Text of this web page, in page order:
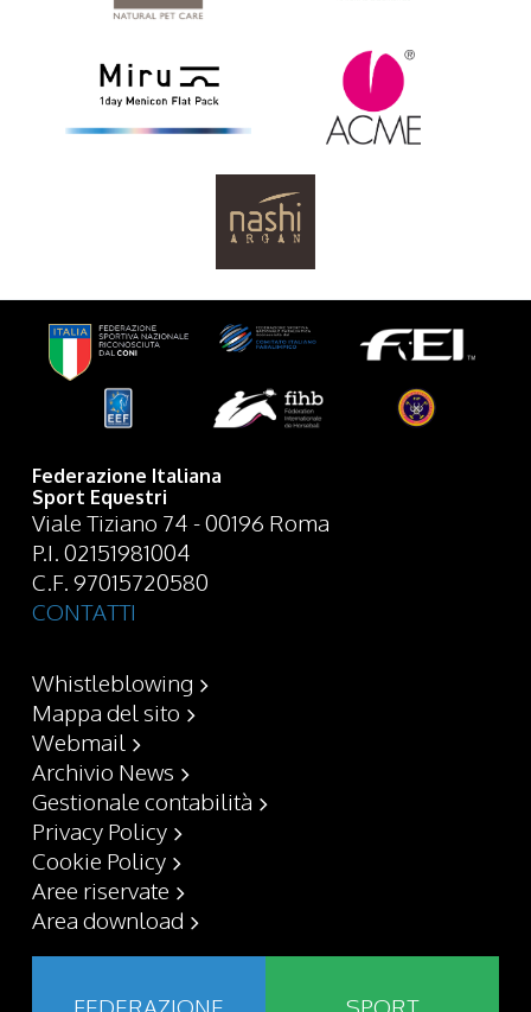
Federazione Italiana
Sport Equestri
Viale Tiziano 74 - 00196 Roma
P.I. 02151981004
C.F. 97015720580
CONTATTI
Whistleblowing
Mappa del sito
Webmail
Archivio News
Gestionale contabilità
Privacy Policy
Cookie Policy
Aree riservate
Area download
FEDERAZIONE SPORT